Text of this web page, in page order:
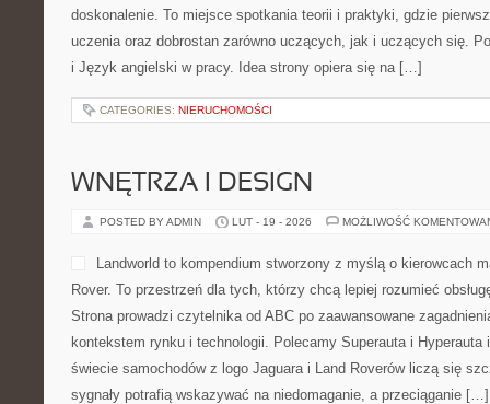
doskonalenie. To miejsce spotkania teorii i praktyki, gdzie
uczenia oraz dobrostan zarówno uczących, jak i uczących się.
i Język angielski w pracy. Idea strony opiera się na […]
CATEGORIES: NIERUCHOMOŚCI
WNĘTRZA I DESIGN
POSTED BY ADMIN LUT - 19 - 2026 MOŻLIWOŚĆ
Landworld to kompendium stworzony z myślą o kierowcach
Rover. To przestrzeń dla tych, którzy chcą lepiej rozumieć
Strona prowadzi czytelnika od ABC po zaawansowane
kontekstem rynku i technologii. Polecamy Superauta i Hyperauta
świecie samochodów z logo Jaguara i Land Roverów liczą się
sygnały potrafią wskazywać na niedomaganie, a przeciąganie […]